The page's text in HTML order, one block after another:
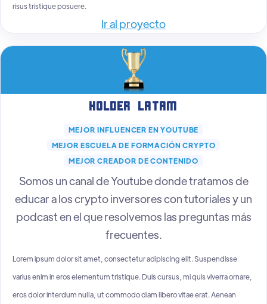
risus tristique posuere.
Ir al proyecto
Holder Latam
MEJOR INFLUENCER EN YOUTUBE
MEJOR ESCUELA DE FORMACIÓN CRYPTO
MEJOR CREADOR DE CONTENIDO
Somos un canal de Youtube donde tratamos de
educar a los crypto inversores con tutoriales y un
podcast en el que resolvemos las preguntas más
frecuentes.
Lorem ipsum dolor sit amet, consectetur adipiscing elit. Suspendisse
varius enim in eros elementum tristique. Duis cursus, mi quis viverra ornare,
eros dolor interdum nulla, ut commodo diam libero vitae erat. Aenean